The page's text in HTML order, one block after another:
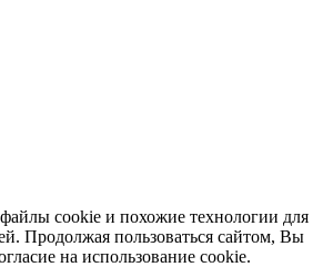
cookie и похожие технологии для
Продолжая пользоваться сайтом, Вы
на использование cookie.